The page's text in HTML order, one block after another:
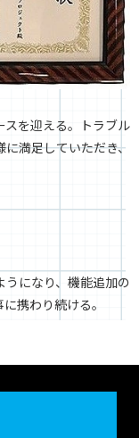
を迎える。トラブル
満足していただき、
になり、機能追加の
携わり続ける。